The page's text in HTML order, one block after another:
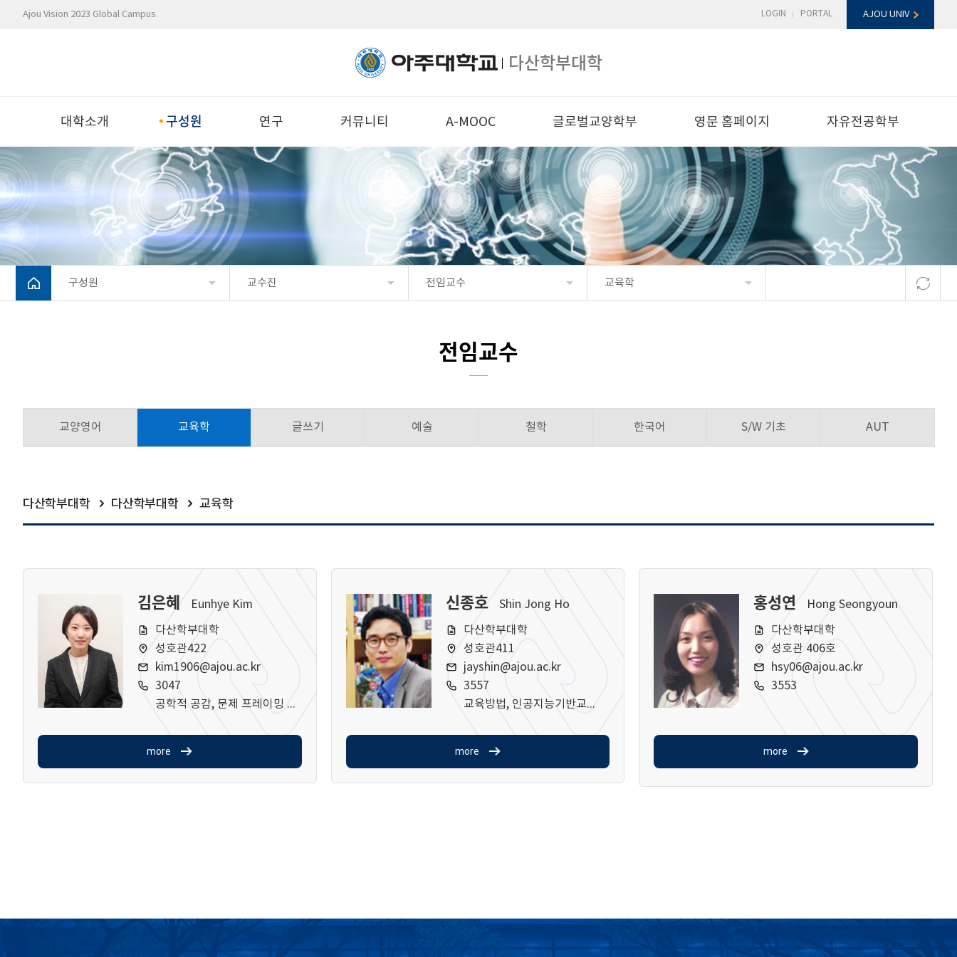
Ajou Vision 2023 Global Campus LOGIN PORTAL AJOU UNIV
다산학부대학
대학소개 구성원 연구 커뮤니티 A-MOOC 글로벌교양학부 영문 홈페이지 자유전공학부
구성원 교수진 전임교수 교육학
전임교수
교양영어 교육학 글쓰기 예술 철학 한국어 S/W 기초 AUT
다산학부대학 다산학부대학 교육학
김은혜
Eunhye Kim
다산학부대학
성호관422
kim1906@ajou.ac.kr
3047
공학적 공감, 문제 프레이밍 스킬, 다학제적 팀워크 역량
more
신종호
Shin Jong Ho
다산학부대학
성호관411
jayshin@ajou.ac.kr
3557
교육방법, 인공지능기반교육, 학습분석, 교수개발
more
홍성연
Hong Seongyoun
다산학부대학
성호관 406호
hsy06@ajou.ac.kr
3553
more